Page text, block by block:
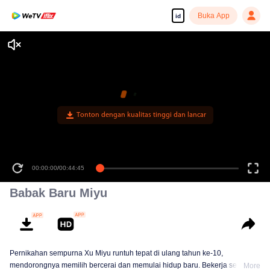
id Buka App
Tonton dengan kualitas tinggi dan lancar
00:00:00/00:44:45
Babak Baru Miyu
Pernikahan sempurna Xu Miyu runtuh tepat di ulang tahun ke-10,
mendorongnya memilih bercerai dan memulai hidup baru. Bekerja sebagai
More